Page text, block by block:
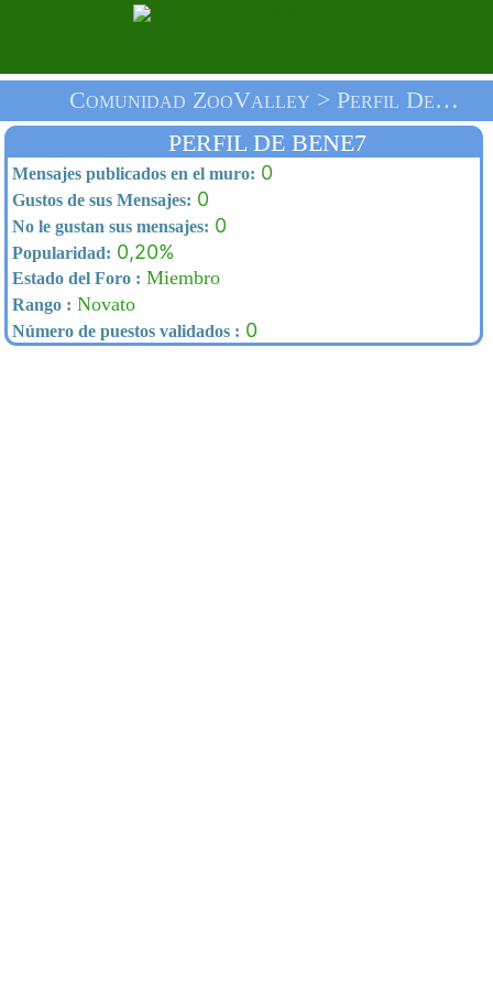
Comunidad ZooValley > Perfil De Bene7 > Inicio
PERFIL DE BENE7
Mensajes publicados en el muro: 0
Gustos de sus Mensajes: 0
No le gustan sus mensajes: 0
Popularidad: 0,20%
Estado del Foro : Miembro
Rango : Novato
Número de puestos validados : 0